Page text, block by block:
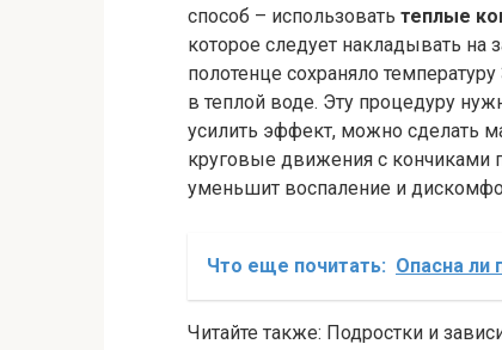
способ – использовать теплые
которое следует накладывать
полотенце сохраняло
в теплой воде. Эту процедуру
усилить эффект, можно сделать
круговые движения с кончиками
уменьшит воспаление и
Что еще почитать: Опасна ли
Читайте также: Подростки и